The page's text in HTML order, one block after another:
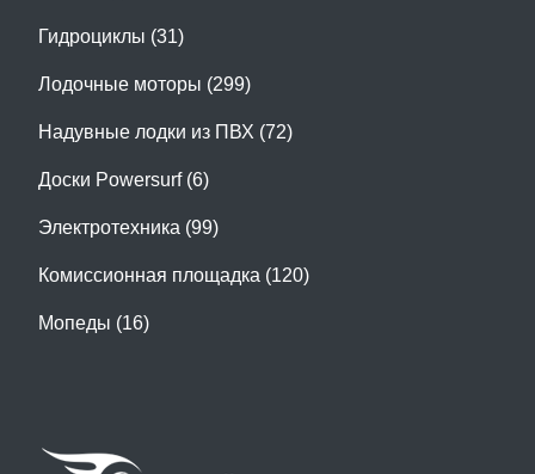
Гидроциклы (31)
Лодочные моторы (299)
Надувные лодки из ПВХ (72)
Доски Powersurf (6)
Электротехника (99)
Комиссионная площадка (120)
Мопеды (16)